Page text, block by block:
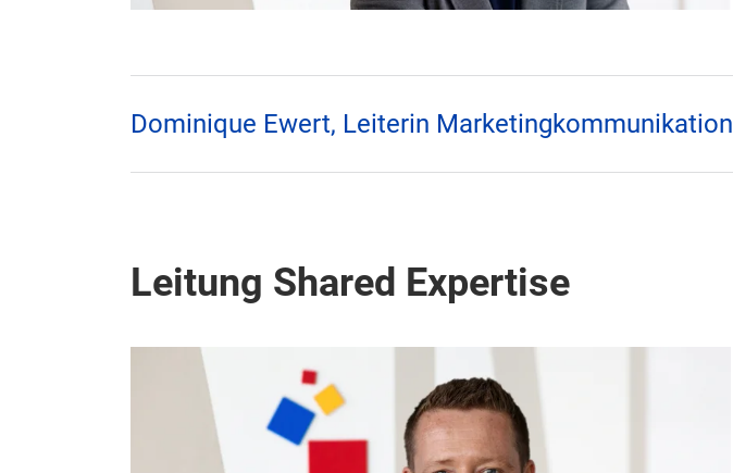
Dominique Ewert, Leiterin Marketingkommunikation
Leitung Shared Expertise